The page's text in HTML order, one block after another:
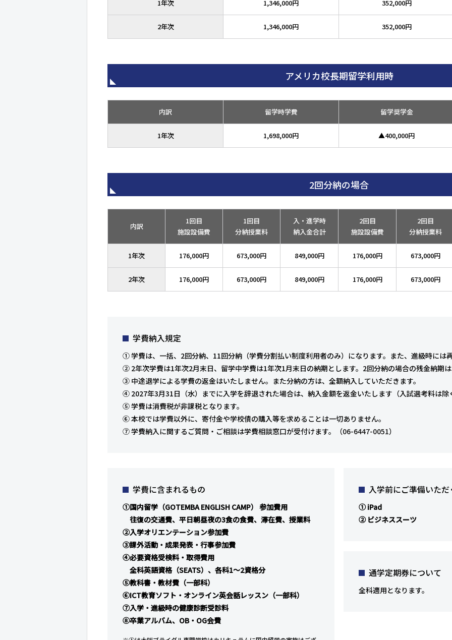
1年次 1,346,000円 352,000円
2年次 1,346,000円 352,000円
アメリカ校長期留学利用時
内訳 留学時学費 留学奨学金
1年次 1,698,000円 ▲400,000円
2回分納の場合
内訳
1回目
施設設備費
1回目
分納授業料
入・進学時
納入金合計
2回目
施設設備費
2回目
分納授業料
1年次 176,000円 673,000円 849,000円 176,000円 673,000円
2年次 176,000円 673,000円 849,000円 176,000円 673,000円
学費納入規定
① 学費は、一括、2回分納、11回分納（学費分割払い制度利用者のみ）になります。また、進級時には
② 2年次学費は1年次2月末日、留学中学費は1年次1月末日の納期とします。2回分納の場合の残金納期
③ 中途退学による学費の返金はいたしません。また分納の方は、全額納入していただきます。
④ 2027年3月31日（水）までに入学を辞退された場合は、納入金額を返金いたします（入試選考料は除
⑤ 学費は消費税が非課税となります。
⑥ 本校では学費以外に、寄付金や学校債の購入等を求めることは一切ありません。
⑦ 学費納入に関するご質問・ご相談は学費相談窓口が受付けます。（06-6447-0051）
学費に含まれるもの
①国内留学（GOTEMBA ENGLISH CAMP） 参加費用
往復の交通費、平日朝昼夜の3食の食費、滞在費、授業料
②入学オリエンテーション参加費
③課外活動・成果発表・行事参加費
④必要資格受検料・取得費用
全科英語資格（SEATS）、各科1～2資格分
⑤教科書・教材費（一部科）
⑥ICT教育ソフト・オンライン英会話レッスン（一部科）
⑦入学・進級時の健康診断受診料
⑧卒業アルバム、OB・OG会費
入学前にご準備いた
① iPad
② ビジネススーツ
通学定期券について
全科適用となります。